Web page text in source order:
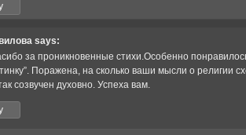
says:
за проникновенные стихи.Особенно
Поражена, на сколько ваши мысли о религии
созвучен духовно. Успеха вам.